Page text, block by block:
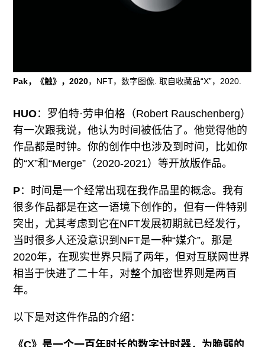
Pak，《触》，2020，NFT，数字图像. 取自收藏品“X”，2020.
HUO：罗伯特·劳申伯格（Robert Rauschenberg）
有一次跟我说，他认为时间被低估了。他觉得他的
作品都是时钟。你的创作中也涉及到时间，比如你
的“X”和“Merge”（2020-2021）等开放版作品。
P：时间是一个经常出现在我作品里的概念。我有
很多作品都是在这一语境下创作的，但有一件特别
突出，尤其考虑到它在NFT发展初期就已经发行，
当时很多人还没意识到NFT是一种“媒介”。那是
2020年，在现实世界只隔了两年，但对互联网世界
相当于快进了二十年，对整个加密世界则是两百
年。
以下是对这件作品的介绍：
《C》 是一个一百年时长的数字计时器，为脆弱的